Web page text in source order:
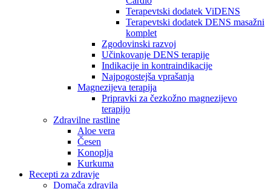
Terapevtski dodatek ViDENS
Terapevtski dodatek DENS masažni
komplet
Zgodovinski razvoj
Učinkovanje DENS terapije
Indikacije in kontraindikacije
Najpogostejša vprašanja
Magnezijeva terapija
Pripravki za čezkožno magnezijevo
terapijo
Zdravilne rastline
Aloe vera
Česen
Konoplja
Kurkuma
Recepti za zdravje
Domača zdravila